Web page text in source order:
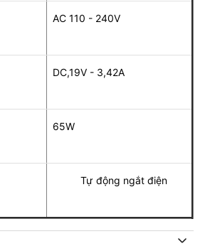
AC 110 - 240V
DC,19V - 3,42A
65W
Tự động ngắt điện